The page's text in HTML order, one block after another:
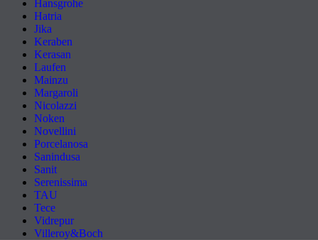
Hansgrohe
Hatria
Jika
Keraben
Kerasan
Laufen
Mainzu
Margaroli
Nicolazzi
Noken
Novellini
Porcelanosa
Sanindusa
Sanit
Serenissima
TAU
Tece
Vidrepur
Villeroy&Boch